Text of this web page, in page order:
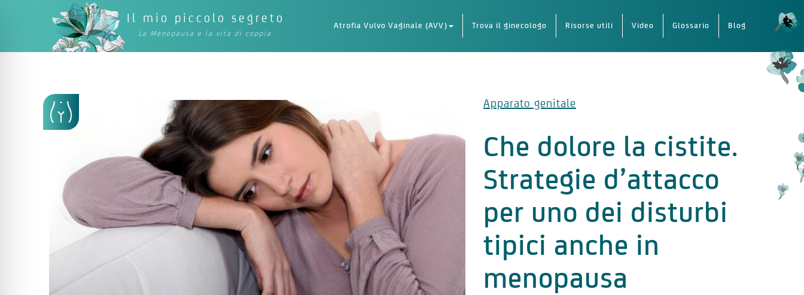
Il mio piccolo segreto
La Menopausa e la vita di coppia
Atrofia Vulvo Vaginale (AVV) Trova il ginecologo Risorse utili Video Glossario Blog
Apparato genitale
Che dolore la cistite.
Strategie d’attacco
per uno dei disturbi
tipici anche in
menopausa